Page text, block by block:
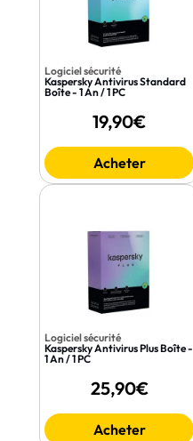
Logiciel sécurité
Kaspersky Antivirus Standard
Boîte - 1 An / 1 PC
19,90€
Acheter
Logiciel sécurité
Kaspersky Antivirus Plus Boîte -
1 An / 1 PC
25,90€
Acheter